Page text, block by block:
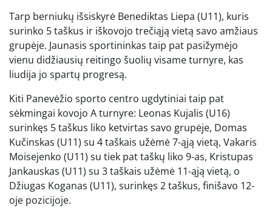
Tarp berniukų išsiskyrė Benediktas Liepa (U11), kuris
surinko 5 taškus ir iškovojo trečiąją vietą savo amžiaus
grupėje. Jaunasis sportininkas taip pat pasižymėjo
vienu didžiausių reitingo šuolių visame turnyre, kas
liudija jo spartų progresą.
Kiti Panevėžio sporto centro ugdytiniai taip pat
sėkmingai kovojo A turnyre: Leonas Kujalis (U16)
surinkęs 5 taškus liko ketvirtas savo grupėje, Domas
Kučinskas (U11) su 4 taškais užėmė 7-ąją vietą, Vakaris
Moisejenko (U11) su tiek pat taškų liko 9-as, Kristupas
Jankauskas (U11) su 3 taškais užėmė 11-ąją vietą, o
Džiugas Koganas (U11), surinkęs 2 taškus, finišavo 12-
oje pozicijoje.